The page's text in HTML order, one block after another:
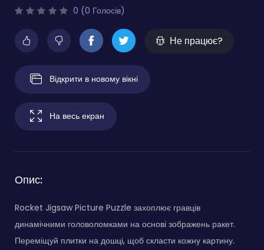
0 (0 Голосів)
Не працює?
Відкрити в новому вікні
На весь екран
Опис:
Rocket Jigsaw Picture Puzzle захоплює гравців
динамічними головоломками на основі зображень ракет.
Переміщуй плитки на дошці, щоб скласти кожну картину.